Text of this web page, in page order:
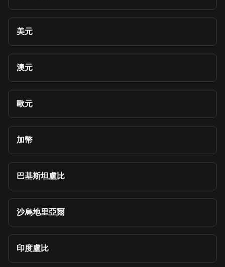
美元
澳元
歐元
加幣
巴基斯坦盧比
沙烏地里亞爾
印度盧比